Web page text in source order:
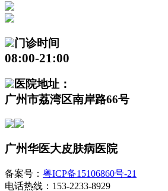
门诊时间
08:00-21:00
医院地址：
广州市荔湾区南岸路66号
广州华医大皮肤病医院
备案号： 粤ICP备15106860号-21
电话热线：153-2233-8929